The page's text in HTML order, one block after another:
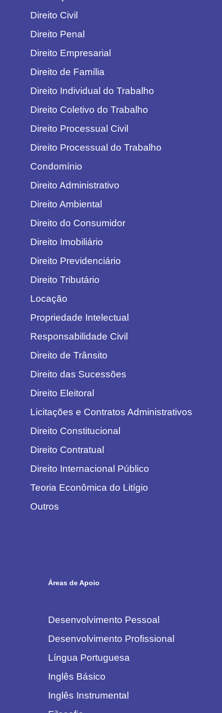
Direito Civil
Direito Penal
Direito Empresarial
Direito de Família
Direito Individual do Trabalho
Direito Coletivo do Trabalho
Direito Processual Civil
Direito Processual do Trabalho
Condomínio
Direito Administrativo
Direito Ambiental
Direito do Consumidor
Direito Imobiliário
Direito Previdenciário
Direito Tributário
Locação
Propriedade Intelectual
Responsabilidade Civil
Direito de Trânsito
Direito das Sucessões
Direito Eleitoral
Licitações e Contratos Administrativos
Direito Constitucional
Direito Contratual
Direito Internacional Público
Teoria Econômica do Litígio
Outros
Áreas de Apoio
Desenvolvimento Pessoal
Desenvolvimento Profissional
Língua Portuguesa
Inglês Básico
Inglês Instrumental